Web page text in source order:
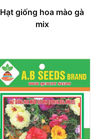
Hạt giống hoa mào gà
mix